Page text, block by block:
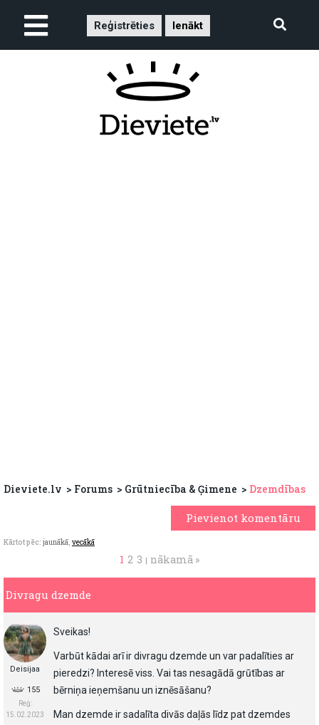
Reģistrēties Ienākt
Dieviete.lv Forums Grūtniecība & Ģimene Dzemdības
Pievienot komentāru
Kārtot pēc: jaunākā, vecākā
1 2 3 nākamā »
Divragu dzemde
Deisijaa
155
Reģ:
15.02.2023
Sveikas!
Varbūt kādai arī ir divragu dzemde un var padalīties ar
pieredzi? Interesē viss. Vai tas nesagādā grūtības ar
bērniņa ieņemšanu un iznēsāšanu?
Man dzemde ir sadalīta divās daļās līdz pat dzemdes